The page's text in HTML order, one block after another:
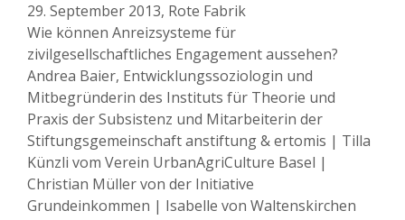
29. September 2013, Rote Fabrik
Wie können Anreizsysteme für
zivilgesellschaftliches Engagement aussehen?
Andrea Baier, Entwicklungssoziologin und
Mitbegründerin des Instituts für Theorie und
Praxis der Subsistenz und Mitarbeiterin der
Stiftungsgemeinschaft anstiftung & ertomis | Tilla
Künzli vom Verein UrbanAgriCulture Basel |
Christian Müller von der Initiative
Grundeinkommen | Isabelle von Waltenskirchen